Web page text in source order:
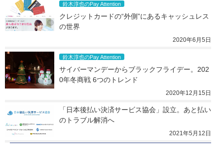
鈴木淳也のPay Attention
クレジットカードの“外側”にあるキャッシュレス
の世界
2020年6月5日
鈴木淳也のPay Attention
サイバーマンデーからブラックフライデー。202
0年冬商戦 6つのトレンド
2020年12月15日
「日本後払い決済サービス協会」設立。あと払い
のトラブル解消へ
2021年5月12日